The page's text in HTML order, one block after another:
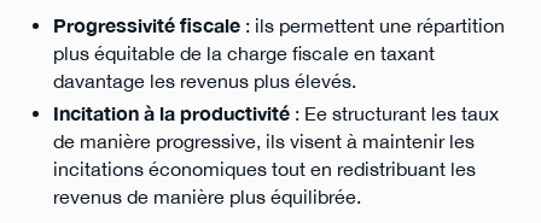
Progressivité fiscale: ils permettent une répartition
plus équitable de la charge fiscale en taxant
davantage les revenus plus élevés.
Incitation à la productivité: Ee structurant les taux
de manière progressive, ils visent à maintenir les
incitations économiques tout en redistribuant les
revenus de manière plus équilibrée.